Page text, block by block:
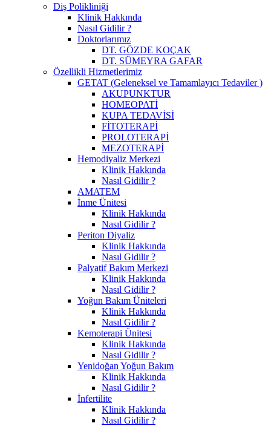
Diş Polikliniği
Klinik Hakkında
Nasıl Gidilir ?
Doktorlarımız
DT. GÖZDE KOÇAK
DT. SÜMEYRA GAFAR
Özellikli Hizmetlerimiz
GETAT (Geleneksel ve Tamamlayıcı Tedaviler )
AKUPUNKTUR
HOMEOPATİ
KUPA TEDAVİSİ
FİTOTERAPİ
PROLOTERAPİ
MEZOTERAPİ
Hemodiyaliz Merkezi
Klinik Hakkında
Nasıl Gidilir ?
AMATEM
İnme Ünitesi
Klinik Hakkında
Nasıl Gidilir ?
Periton Diyaliz
Klinik Hakkında
Nasıl Gidilir ?
Palyatif Bakım Merkezi
Klinik Hakkında
Nasıl Gidilir ?
Yoğun Bakım Üniteleri
Klinik Hakkında
Nasıl Gidilir ?
Kemoterapi Ünitesi
Klinik Hakkında
Nasıl Gidilir ?
Yenidoğan Yoğun Bakım
Klinik Hakkında
Nasıl Gidilir ?
İnfertilite
Klinik Hakkında
Nasıl Gidilir ?